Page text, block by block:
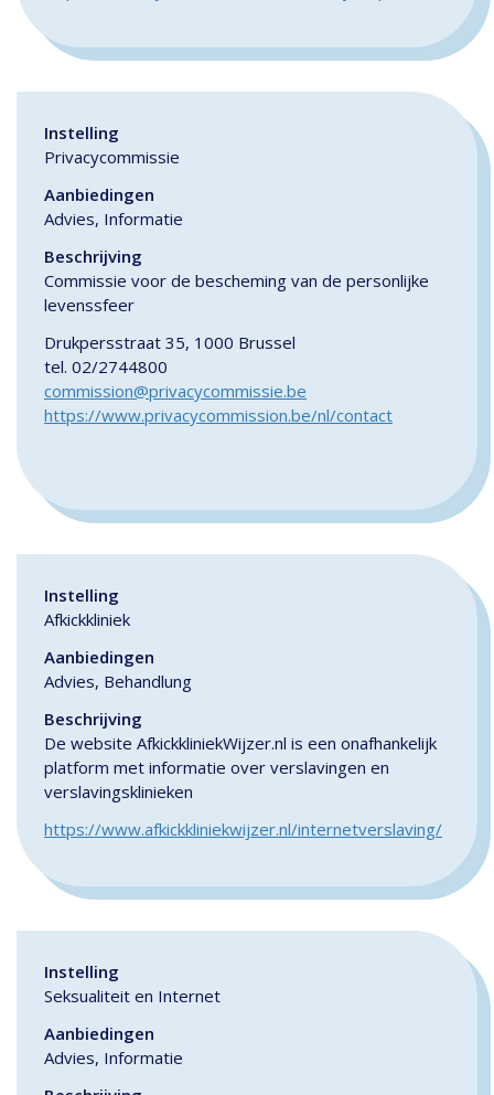
Instelling
Privacycommissie
Aanbiedingen
Advies, Informatie
Beschrijving
Commissie voor de bescheming van de personlijke
levenssfeer
Drukpersstraat 35, 1000 Brussel
tel. 02/2744800
commission@privacycommissie.be
https://www.privacycommission.be/nl/contact
Instelling
Afkickkliniek
Aanbiedingen
Advies, Behandlung
Beschrijving
De website AfkickkliniekWijzer.nl is een onafhankelijk
platform met informatie over verslavingen en
verslavingsklinieken
https://www.afkickkliniekwijzer.nl/internetverslaving/
Instelling
Seksualiteit en Internet
Aanbiedingen
Advies, Informatie